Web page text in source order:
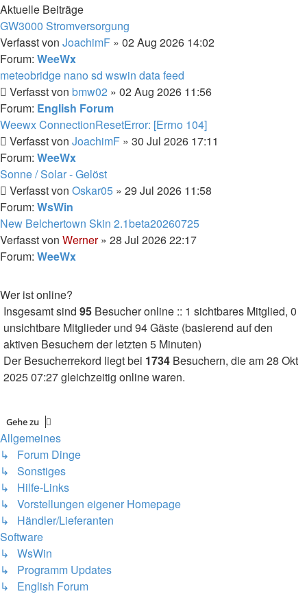
Aktuelle Beiträge
GW3000 Stromversorgung
Verfasst von JoachimF » 02 Aug 2026 14:02
Forum: WeeWx
meteobridge nano sd wswin data feed
Verfasst von bmw02 » 02 Aug 2026 11:56
Forum: English Forum
Weewx ConnectionResetError: [Errno 104]
Verfasst von JoachimF » 30 Jul 2026 17:11
Forum: WeeWx
Sonne / Solar - Gelöst
Verfasst von Oskar05 » 29 Jul 2026 11:58
Forum: WsWin
New Belchertown Skin 2.1beta20260725
Verfasst von Werner» 28 Jul 2026 22:17
Forum: WeeWx
Wer ist online?
Insgesamt sind 95 Besucher online :: 1 sichtbares Mitglied, 0
unsichtbare Mitglieder und 94 Gäste (basierend auf den
aktiven Besuchern der letzten 5 Minuten)
Der Besucherrekord liegt bei 1734 Besuchern, die am 28 Okt
2025 07:27 gleichzeitig online waren.
Gehe zu
Allgemeines
↳ Forum Dinge
↳ Sonstiges
↳ Hilfe-Links
↳ Vorstellungen eigener Homepage
↳ Händler/Lieferanten
Software
↳ WsWin
↳ Programm Updates
↳ English Forum